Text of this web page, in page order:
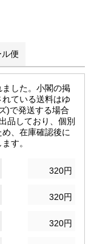
便
した。小閣の掲
ている送料はゆ
)で発送する場合
品しており、個別
、在庫確認後に
す。
320円
320円
320円